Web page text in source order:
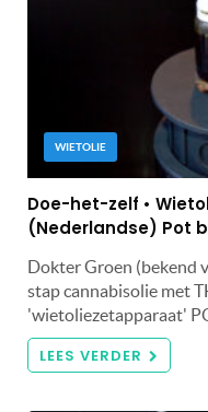
WIETOLIE
Doe-het-zelf •
(Nederlandse) Pot
Dokter Groen (bekend
stap cannabisolie met
'wietoliezetapparaat'
LEES VERDER